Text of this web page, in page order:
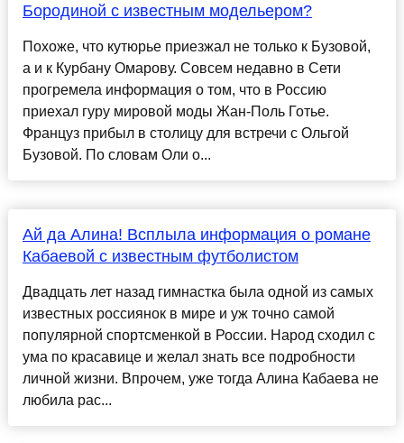
Бородиной с известным модельером?
Похоже, что кутюрье приезжал не только к Бузовой,
а и к Курбану Омарову. Совсем недавно в Сети
прогремела информация о том, что в Россию
приехал гуру мировой моды Жан-Поль Готье.
Француз прибыл в столицу для встречи с Ольгой
Бузовой. По словам Оли о...
Ай да Алина! Всплыла информация о романе
Кабаевой с известным футболистом
Двадцать лет назад гимнастка была одной из самых
известных россиянок в мире и уж точно самой
популярной спортсменкой в России. Народ сходил с
ума по красавице и желал знать все подробности
личной жизни. Впрочем, уже тогда Алина Кабаева не
любила рас...